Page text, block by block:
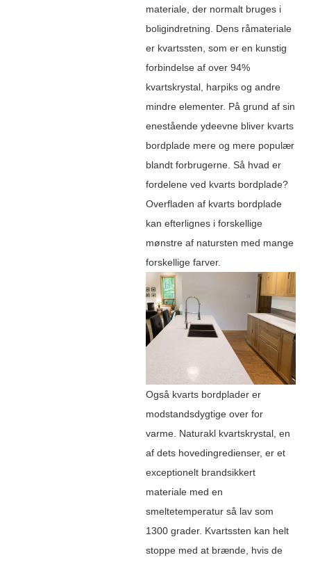
materiale, der normalt bruges i
boligindretning. Dens råmateriale
er kvartssten, som er en kunstig
forbindelse af over 94%
kvartskrystal, harpiks og andre
mindre elementer. På grund af sin
enestående ydeevne bliver kvarts
bordplade mere og mere populær
blandt forbrugerne. Så hvad er
fordelene ved kvarts bordplade?
Overfladen af ​​kvarts bordplade
kan efterlignes i forskellige
mønstre af natursten med mange
forskellige farver.
Også kvarts bordplader er
modstandsdygtige over for
varme. Naturakl kvartskrystal, en
af ​​dets hovedingredienser, er et
exceptionelt brandsikkert
materiale med en
smeltetemperatur så lav som
1300 grader. Kvartssten kan helt
stoppe med at brænde, hvis de